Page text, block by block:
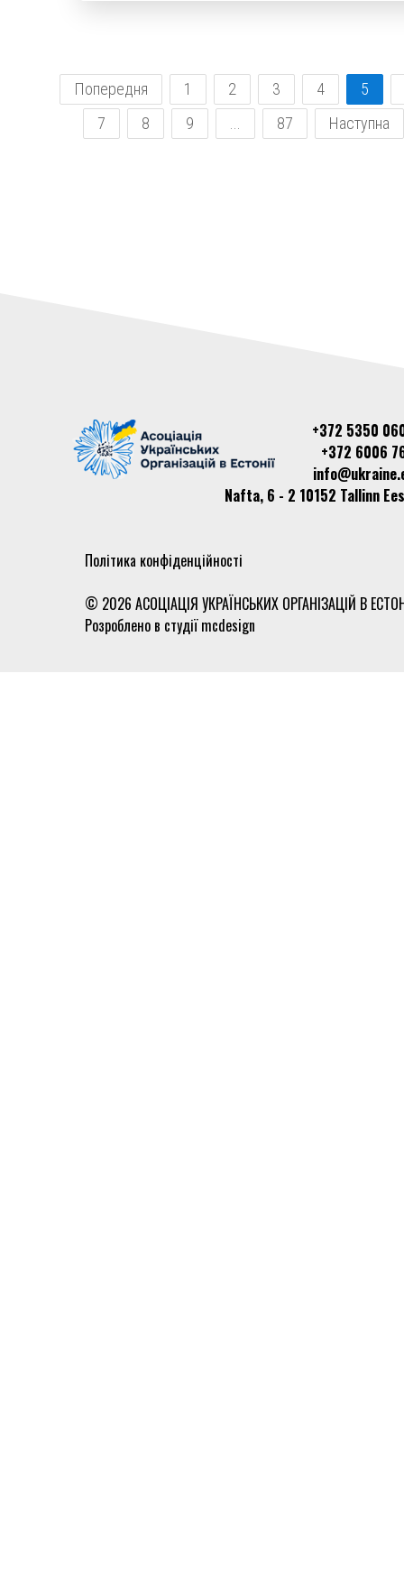
Попередня 1 2 3 4
5
7
8 9 87 Наступна
+372 5350
+372 6006
Nafta, 6 - 2 10152 Tallinn
Політика конфіденційності
© 2026 АСОЦІАЦІЯ УКРАЇНСЬКИХ ОРГАНІЗАЦІЙ В
Розроблено в студіїmcdesign